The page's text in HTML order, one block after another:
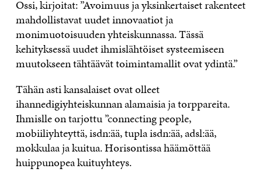
Ossi, kirjoitat: ”Avoimuus ja yksinkertaiset rakenteet
mahdollistavat uudet innovaatiot ja
monimuotoisuuden yhteiskunnassa. Tässä
kehityksessä uudet ihmislähtöiset systeemiseen
muutokseen tähtäävät toimintamallit ovat ydintä.”
Tähän asti kansalaiset ovat olleet
ihannedigiyhteiskunnan alamaisia ja torppareita.
Ihmislle on tarjottu ”connecting people,
mobiiliyhteyttä, isdn:ää, tupla isdn:ää, adsl:ää,
mokkulaa ja kuitua. Horisontissa häämöttää
huippunopea kuituyhteys.